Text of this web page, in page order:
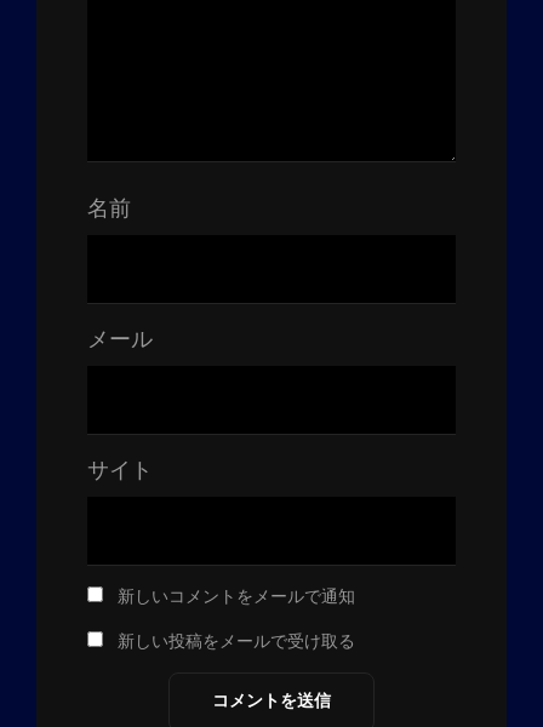
名前
メール
サイト
新しいコメントをメールで通知
新しい投稿をメールで受け取る